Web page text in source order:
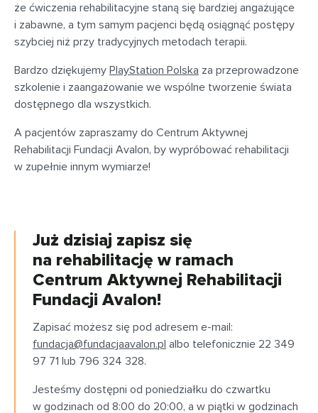
że ćwiczenia rehabilitacyjne staną się bardziej angażujące
i zabawne, a tym samym pacjenci będą osiągnąć postępy
szybciej niż przy tradycyjnych metodach terapii.
Bardzo dziękujemy PlayStation Polska za przeprowadzone
szkolenie i zaangażowanie we wspólne tworzenie świata
dostępnego dla wszystkich.
A pacjentów zapraszamy do Centrum Aktywnej
Rehabilitacji Fundacji Avalon, by wypróbować rehabilitacji
w zupełnie innym wymiarze!
Już dzisiaj zapisz się
na rehabilitację w ramach
Centrum Aktywnej Rehabilitacji
Fundacji Avalon!
Zapisać możesz się pod adresem e-mail:
fundacja@fundacjaavalon.pl albo telefonicznie 22 349
97 71 lub 796 324 328.
Jesteśmy dostępni od poniedziałku do czwartku
w godzinach od 8:00 do 20:00, a w piątki w godzinach